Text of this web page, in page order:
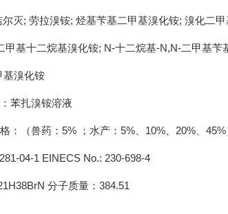
灭; 劳拉溴铵; 烃基苄基二甲基溴化铵; 溴化二
甲基十二烷基溴化铵; N-十二烷基-N,N-二甲基苄
基溴化铵
苯扎溴铵溶液
：（兽药：5% ；水产：5%、10%、20%、45%
04-1 EINECS No.: 230-698-4
分子质量：384.51